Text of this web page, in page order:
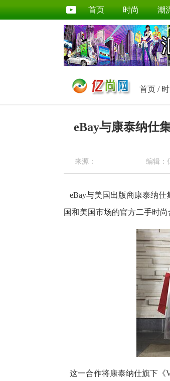
首页 时尚 潮
首页 /
eBay与康泰纳仕
来源： 编辑：
eBay与美国出版商康泰纳仕
国和美国市场的官方二手时尚
这一合作将康泰纳仕旗下《